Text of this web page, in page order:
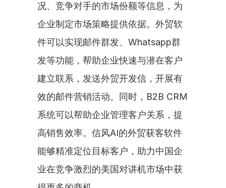
况、竞争对手的市场份额等信息，为
企业制定市场策略提供依据。外贸软
件可以实现邮件群发、Whatsapp群
发等功能，帮助企业快速与潜在客户
建立联系，发送外贸开发信，开展有
效的邮件营销活动。同时，B2B CRM
系统可以帮助企业管理客户关系，提
高销售效率。信风AI的外贸获客软件
能够精准定位目标客户，助力中国企
业在竞争激烈的美国对讲机市场中获